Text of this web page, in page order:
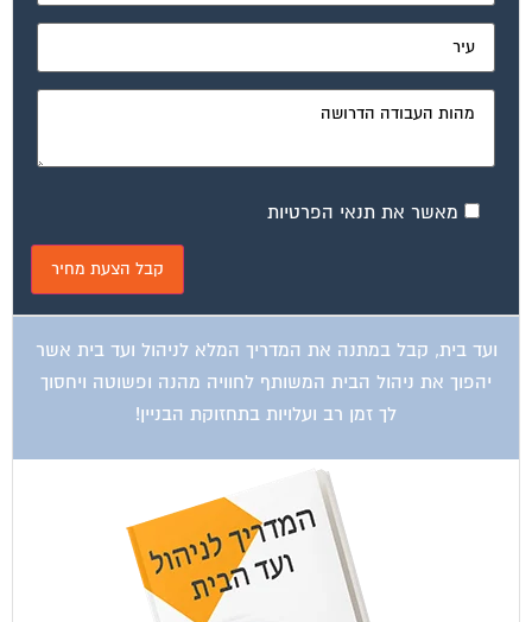
מאשר את תנאי הפרטיות
ועד בית, קבל במתנה את המדריך המלא לניהול ועד בית אשר
יהפוך את ניהול הבית המשותף לחוויה מהנה ופשוטה ויחסוך
לך זמן רב ועלויות בתחזוקת הבניין!